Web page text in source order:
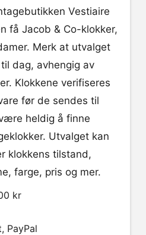
Vestiaire
få Jacob & Co-klokker,
Merk at utvalget
dag, avhengig av
Klokkene verifiseres
før de sendes til
heldig å finne
Utvalget kan
klokkens tilstand,
farge, pris og mer.
kr
PayPal